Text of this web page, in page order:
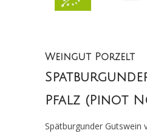
Weingut Porzelt
Pfalz (Pinot
Spätburgunder Gutswein